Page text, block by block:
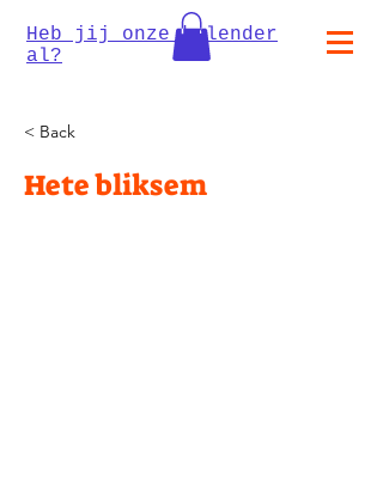
Heb jij onze kalender
al?
< Back
Hete bliksem